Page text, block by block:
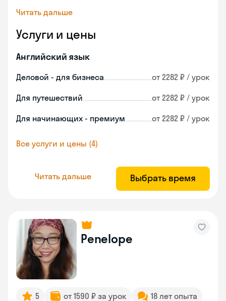
Читать дальше
Услуги и цены
Английский язык
Деловой - для бизнеса от 2282 ₽ / урок
Для путешествий от 2282 ₽ / урок
Для начинающих - премиум от 2282 ₽ / урок
Все услуги и цены (4)
Читать дальше Выбрать время
Penelope
5 от 1590 ₽ за урок 18 лет опыта